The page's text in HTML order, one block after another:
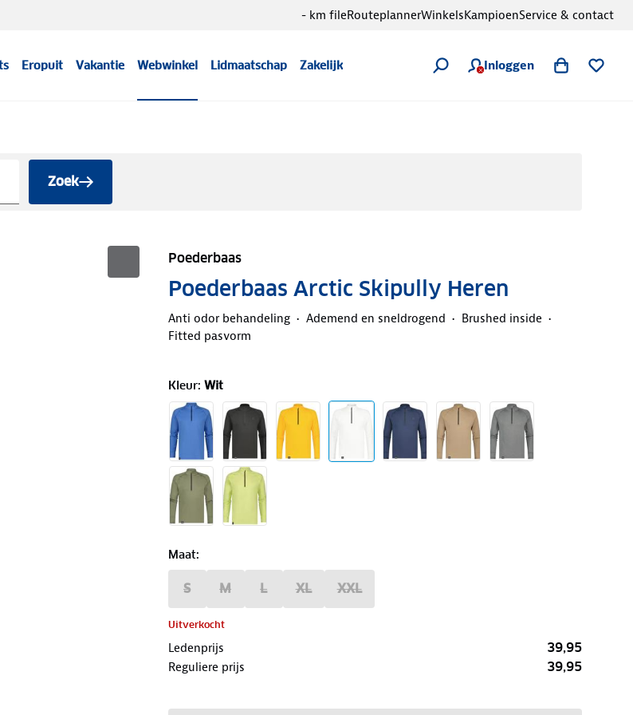
Eropuit Vakantie Webwinkel Lidmaatschap Zakelijk Inloggen
- km fileRouteplannerWinkelsKampioenService & contact
Zoek
Poederbaas
Poederbaas Arctic Skipully Heren
Anti odor behandeling Ademend en sneldrogend
Brushed inside
Fitted pasvorm
Kleur: Wit
Maat:
S M L XL XXL
Uitverkocht
Ledenprijs 39,95
Reguliere prijs 39,95